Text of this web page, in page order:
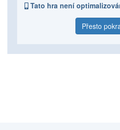
Tato hra není
Přesto